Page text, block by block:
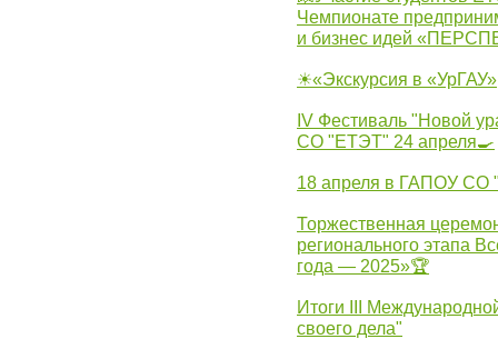
Чемпионате
и бизнес идей
☀«Экскурсия в «УрГАУ»
IV Фестиваль "Новой
СО "ЕТЭТ" 24 апреля🍳
18 апреля в ГАПОУ СО
Торжественная
регионального этапа
года — 2025»🏆
Итоги III
своего дела"